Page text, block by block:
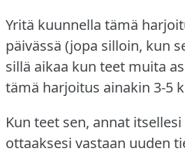
Yritä kuunnella tämä
päivässä (jopa silloin, kun
sillä aikaa kun teet muita
tämä harjoitus ainakin 3-5
Kun teet sen, annat
ottaaksesi vastaan uuden